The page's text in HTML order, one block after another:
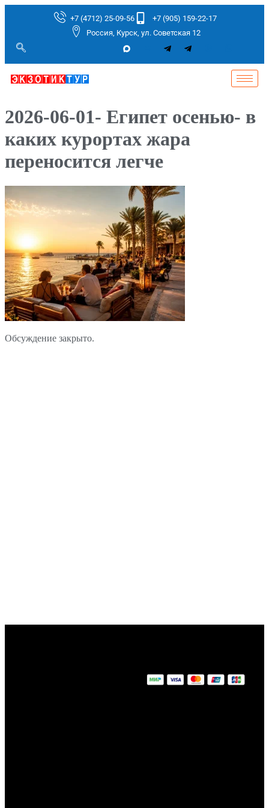
+7 (4712) 25-09-56
+7 (905) 159-22-17
Россия, Курск, ул. Советская 12
2026-06-01- Египет осенью- в
каких курортах жара
переносится легче
Обсуждение закрыто.